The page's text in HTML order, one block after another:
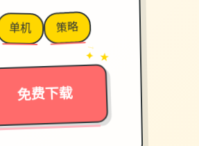
单机 策略
免费下载
→
✦ ★